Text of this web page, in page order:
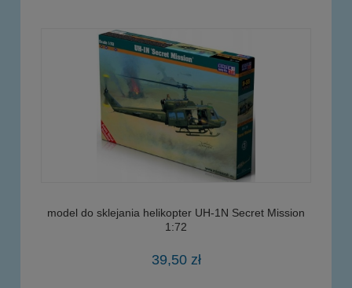
model do sklejania helikopter UH-1N Secret Mission
1:72
39,50 zł